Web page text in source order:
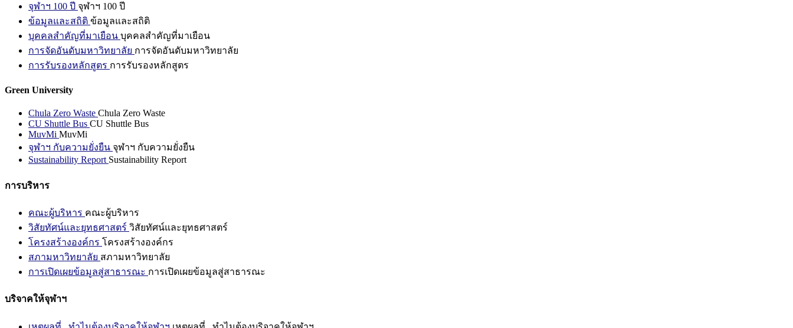
จุฬาฯ 100 ปี จุฬาฯ 100 ปี
ข้อมูลและสถิติ ข้อมูลและสถิติ
บุคคลสำคัญที่มาเยือน บุคคลสำคัญที่มาเยือน
การจัดอันดับมหาวิทยาลัย การจัดอันดับมหาวิทยาลัย
การรับรองหลักสูตร การรับรองหลักสูตร
Green University
Chula Zero Waste Chula Zero Waste
CU Shuttle Bus CU Shuttle Bus
MuvMi MuvMi
จุฬาฯ กับความยั่งยืน จุฬาฯ กับความยั่งยืน
Sustainability Report Sustainability Report
การบริหาร
คณะผู้บริหาร คณะผู้บริหาร
วิสัยทัศน์และยุทธศาสตร์ วิสัยทัศน์และยุทธศาสตร์
โครงสร้างองค์กร โครงสร้างองค์กร
สภามหาวิทยาลัย สภามหาวิทยาลัย
การเปิดเผยข้อมูลสู่สาธารณะ การเปิดเผยข้อมูลสู่สาธารณะ
บริจาคให้จุฬาฯ